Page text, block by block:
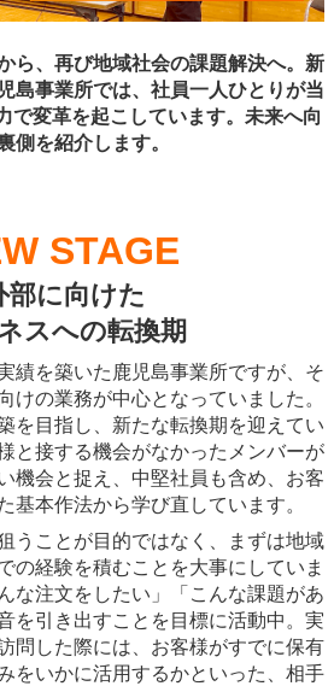
ら、再び地域社会の課題解決へ。新
島事業所では、社員一人ひとりが当
で変革を起こしています。未来へ向
側を紹介します。
STAGE
部に向けた
スへの転換期
績を築いた鹿児島事業所ですが、そ
けの業務が中心となっていました。
を目指し、新たな転換期を迎えてい
と接する機会がなかったメンバーが
機会と捉え、中堅社員も含め、お客
基本作法から学び直しています。
うことが目的ではなく、まずは地域
の経験を積むことを大事にしていま
な注文をしたい」「こんな課題があ
を引き出すことを目標に活動中。実
問した際には、お客様がすでに保有
をいかに活用するかといった、相手